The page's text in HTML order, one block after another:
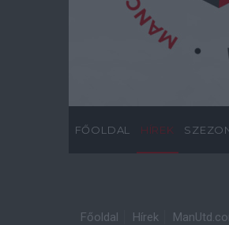
FŐOLDAL HÍREK
Főoldal Hírek